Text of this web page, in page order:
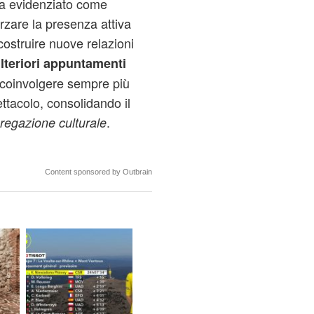
la presenza attiva
nuove relazioni
appuntamenti
sempre più
consolidando il
culturale.
Content sponsored by Outbrain